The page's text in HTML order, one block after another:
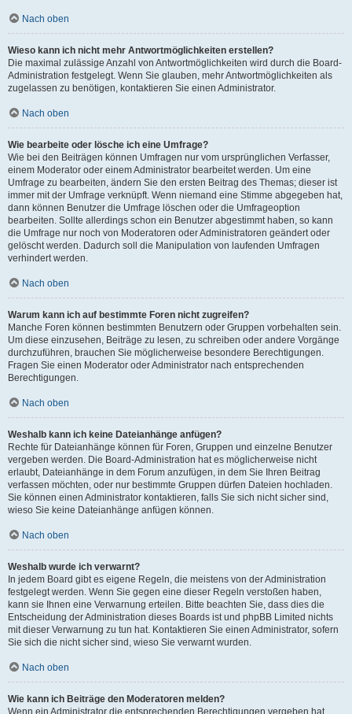
Nach oben
Wieso kann ich nicht mehr Antwortmöglichkeiten erstellen?
Die maximal zulässige Anzahl von Antwortmöglichkeiten wird durch die Board-
Administration festgelegt. Wenn Sie glauben, mehr Antwortmöglichkeiten als
zugelassen zu benötigen, kontaktieren Sie einen Administrator.
Nach oben
Wie bearbeite oder lösche ich eine Umfrage?
Wie bei den Beiträgen können Umfragen nur vom ursprünglichen Verfasser,
einem Moderator oder einem Administrator bearbeitet werden. Um eine
Umfrage zu bearbeiten, ändern Sie den ersten Beitrag des Themas; dieser ist
immer mit der Umfrage verknüpft. Wenn niemand eine Stimme abgegeben hat,
dann können Benutzer die Umfrage löschen oder die Umfrageoption
bearbeiten. Sollte allerdings schon ein Benutzer abgestimmt haben, so kann
die Umfrage nur noch von Moderatoren oder Administratoren geändert oder
gelöscht werden. Dadurch soll die Manipulation von laufenden Umfragen
verhindert werden.
Nach oben
Warum kann ich auf bestimmte Foren nicht zugreifen?
Manche Foren können bestimmten Benutzern oder Gruppen vorbehalten sein.
Um diese einzusehen, Beiträge zu lesen, zu schreiben oder andere Vorgänge
durchzuführen, brauchen Sie möglicherweise besondere Berechtigungen.
Fragen Sie einen Moderator oder Administrator nach entsprechenden
Berechtigungen.
Nach oben
Weshalb kann ich keine Dateianhänge anfügen?
Rechte für Dateianhänge können für Foren, Gruppen und einzelne Benutzer
vergeben werden. Die Board-Administration hat es möglicherweise nicht
erlaubt, Dateianhänge in dem Forum anzufügen, in dem Sie Ihren Beitrag
verfassen möchten, oder nur bestimmte Gruppen dürfen Dateien hochladen.
Sie können einen Administrator kontaktieren, falls Sie sich nicht sicher sind,
wieso Sie keine Dateianhänge anfügen können.
Nach oben
Weshalb wurde ich verwarnt?
In jedem Board gibt es eigene Regeln, die meistens von der Administration
festgelegt werden. Wenn Sie gegen eine dieser Regeln verstoßen haben,
kann sie Ihnen eine Verwarnung erteilen. Bitte beachten Sie, dass dies die
Entscheidung der Administration dieses Boards ist und phpBB Limited nichts
mit dieser Verwarnung zu tun hat. Kontaktieren Sie einen Administrator, sofern
Sie sich die nicht sicher sind, wieso Sie verwarnt wurden.
Nach oben
Wie kann ich Beiträge den Moderatoren melden?
Wenn ein Administrator die entsprechenden Berechtigungen vergeben hat,